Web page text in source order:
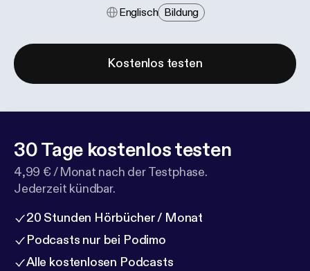
Englisch Bildung
Kostenlos testen
30 Tage kostenlos testen
4,99 € / Monat nach der Testphase.
Jederzeit kündbar.
20 Stunden Hörbücher / Monat
Podcasts nur bei Podimo
Alle kostenlosen Podcasts